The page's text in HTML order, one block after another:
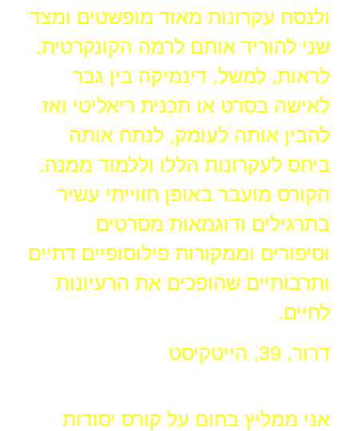
ולנסח עקרונות מאוד מופשטים ומצד
שני להוריד אותם לרמה הקונקרטית.
לראות, למשל, דינמיקה בין גבר
לאישה בסרט או תכנית ריאליטי ואז
להבין אותה לעומק, לנתח אותה
ביחס לעקרונות הללו וללמוד ממנה.
הקורס מועבר באופן חווייתי עשיר
בתרגילים ודוגמאות מסרטים
וסיפורים וממקורות פילוסופיים דתיים
ותרבותיים שהופכים את הרעיונות
לחיים.
דרור, 39, הייטקיסט
אני ממליץ בחום על קורס יסודות